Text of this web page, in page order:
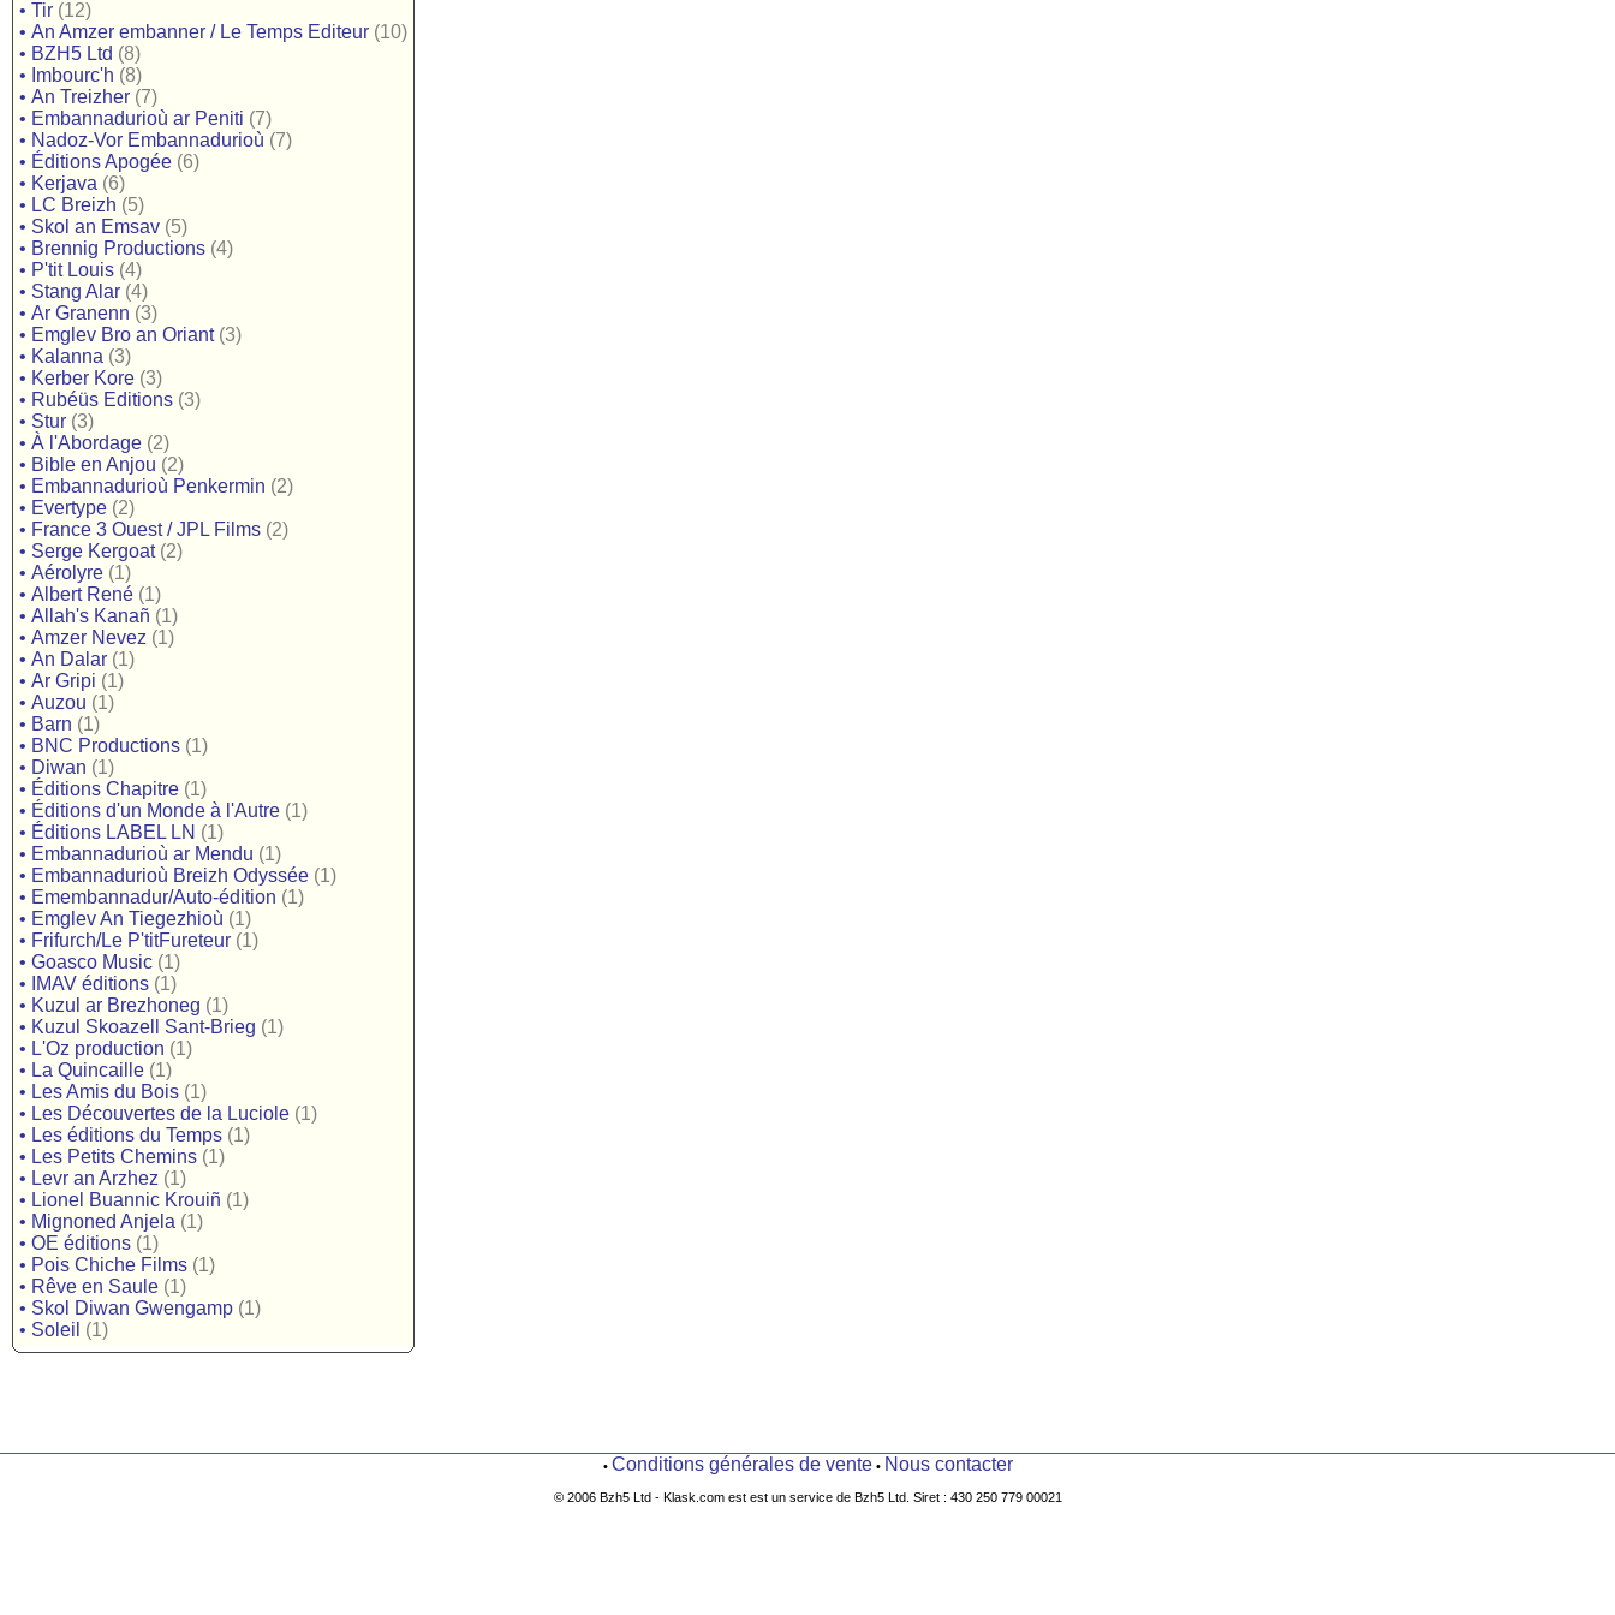
• Tir (12)
• An Amzer embanner / Le Temps Editeur (10)
• BZH5 Ltd (8)
• Imbourc'h (8)
• An Treizher (7)
• Embannadurioù ar Peniti (7)
• Nadoz-Vor Embannadurioù (7)
• Éditions Apogée (6)
• Kerjava (6)
• LC Breizh (5)
• Skol an Emsav (5)
• Brennig Productions (4)
• P'tit Louis (4)
• Stang Alar (4)
• Ar Granenn (3)
• Emglev Bro an Oriant (3)
• Kalanna (3)
• Kerber Kore (3)
• Rubéüs Editions (3)
• Stur (3)
• À l'Abordage (2)
• Bible en Anjou (2)
• Embannadurioù Penkermin (2)
• Evertype (2)
• France 3 Ouest / JPL Films (2)
• Serge Kergoat (2)
• Aérolyre (1)
• Albert René (1)
• Allah's Kanañ (1)
• Amzer Nevez (1)
• An Dalar (1)
• Ar Gripi (1)
• Auzou (1)
• Barn (1)
• BNC Productions (1)
• Diwan (1)
• Éditions Chapitre (1)
• Éditions d'un Monde à l'Autre (1)
• Éditions LABEL LN (1)
• Embannadurioù ar Mendu (1)
• Embannadurioù Breizh Odyssée (1)
• Emembannadur/Auto-édition (1)
• Emglev An Tiegezhioù (1)
• Frifurch/Le P'titFureteur (1)
• Goasco Music (1)
•
IMAV éditions (1)
• Kuzul ar Brezhoneg (1)
• Kuzul Skoazell Sant-Brieg (1)
• L'Oz production (1)
• La Quincaille (1)
• Les Amis du Bois (1)
• Les Découvertes de la Luciole (1)
• Les éditions du Temps (1)
• Les Petits Chemins (1)
• Levr an Arzhez (1)
• Lionel Buannic Krouiñ (1)
• Mignoned Anjela (1)
• OE éditions (1)
• Pois Chiche Films (1)
• Rêve en Saule (1)
• Skol Diwan Gwengamp (1)
• Soleil (1)
• Conditions générales de vente• Nous contacter
© 2006 Bzh5 Ltd - Klask.com est est un service de Bzh5 Ltd. Siret : 430 250 779 00021